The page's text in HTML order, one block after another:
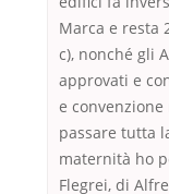
Marca e resta
c), nonché gli
approvati e
e
passare tutta
maternità ho
Flegrei, di